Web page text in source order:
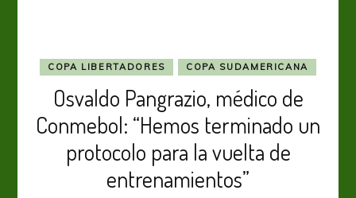
COPA LIBERTADORES COPA SUDAMERICANA
Osvaldo Pangrazio, médico de
Conmebol: “Hemos terminado un
protocolo para la vuelta de
entrenamientos”